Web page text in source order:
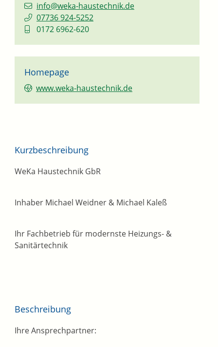
info@weka-haustechnik.de
07736 924-5252
0172 6962-620
Homepage
www.weka-haustechnik.de
Kurzbeschreibung
WeKa Haustechnik GbR
Inhaber Michael Weidner & Michael Kaleß
Ihr Fachbetrieb für modernste Heizungs- &
Sanitärtechnik
Beschreibung
Ihre Ansprechpartner: